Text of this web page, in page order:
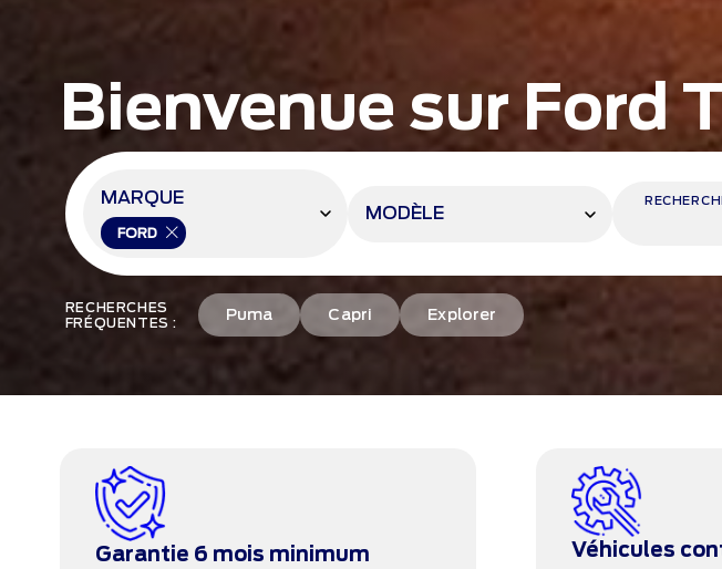
Bienvenue sur Ford
MARQUE
FORD
MODÈLE
RECHERCHES
FRÉQUENTES :
Puma Capri Explorer
Garantie 6 mois minimum Véhicules